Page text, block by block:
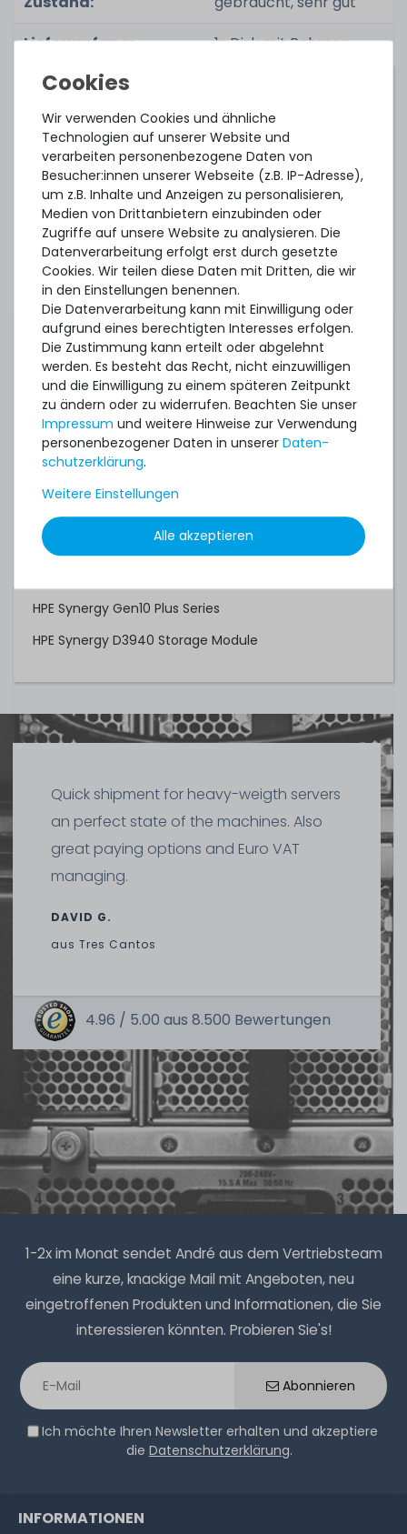
Lieferumfang:
1x Disk mit Rahmen
Gerätekompatibilität:
Voraussetzungen:
- Smart Carrier (SC) Einschübe
- kompatibler Controller
Modellreihen:
HP ProLiant Gen8 Series
HPE Apollo Gen9 Series
HPE Apollo Gen10 Series
HPE Apollo 2000 Gen10 Plus Series
HPE Apollo 6500 Gen10 Plus Series
HPE ProLiant Gen9 Series
HPE ProLiant Gen10 Series
HPE D3000 Enclosure Series
HPE Synergy Gen9 Series
HPE Synergy Gen10 Plus Series
HPE Synergy D3940 Storage Module
Quick shipment for heavy-weigth servers
an perfect state of the machines. Also
great paying options and Euro VAT
managing.
DAVID G.
aus Tres Cantos
4.96 / 5.00 aus 8.500 Bewertungen
1-2x im Monat sendet André aus dem Vertriebsteam
eine kurze, knackige Mail mit Angeboten, neu
eingetroffenen Produkten und Informationen, die Sie
interessieren könnten. Probieren Sie's!
Abonnieren
Ich möchte Ihren Newsletter erhalten und akzeptiere
die Datenschutzerklärung.
Wir verwenden Cookies und ähnliche
Technologien auf unserer Website und
verarbeiten personenbezogene Daten von
Besucher:innen unserer Webseite (z.B. IP-Adresse),
um z.B. Inhalte und Anzeigen zu personalisieren,
Medien von Drittanbietern einzubinden oder
Zugriffe auf unsere Website zu analysieren. Die
Datenverarbeitung erfolgt erst durch gesetzte
Cookies. Wir teilen diese Daten mit Dritten, die wir
in den Einstellungen benennen.
Die Datenverarbeitung kann mit Einwilligung oder
aufgrund eines berechtigten Interesses erfolgen.
Die Zustimmung kann erteilt oder abgelehnt
werden. Es besteht das Recht, nicht einzuwilligen
und die Einwilligung zu einem späteren Zeitpunkt
zu ändern oder zu widerrufen. Beachten Sie unser
Impressum und weitere Hinweise zur Verwendung
personenbezogener Daten in unserer Daten­
schutz­erklärung.
Weitere Einstellungen
Alle akzeptieren
INFORMATIONEN